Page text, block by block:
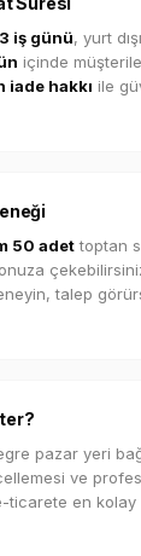
iş günü, yurt dışı
içinde
iade hakkı ile
50 adettoptan
talep
pazar yeri
ve
ticarete en kolay